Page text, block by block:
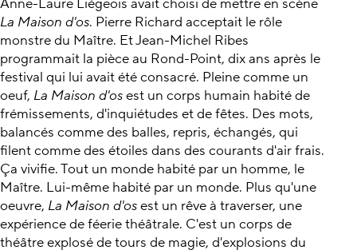
Anne-Laure Liégeois avait choisi de mettre en scène
La Maison d'os. Pierre Richard acceptait le rôle
monstre du Maître. Et Jean-Michel Ribes
programmait la pièce au Rond-Point, dix ans après le
festival qui lui avait été consacré. Pleine comme un
oeuf, La Maison d'osest un corps humain habité de
frémissements, d'inquiétudes et de fêtes. Des mots,
balancés comme des balles, repris, échangés, qui
filent comme des étoiles dans des courants d'air frais.
Ça vivifie. Tout un monde habité par un homme, le
Maître. Lui-même habité par un monde. Plus qu'une
oeuvre, La Maison d'osest un rêve à traverser, une
expérience de féerie théâtrale. C'est un corps de
théâtre explosé de tours de magie, d'explosions du